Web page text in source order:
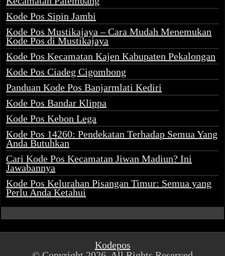
Kode Pos Sipin Jambi
Kode Pos Mustikajaya – Cara Mudah Menemukan
Kode Pos di Mustikajaya
Kode Pos Kecamatan Kajen Kabupaten Pekalongan
Kode Pos Ciadeg Cigombong
Panduan Kode Pos Banjarmlati Kediri
Kode Pos Bandar Klippa
Kode Pos Kebon Lega
Kode Pos 14260: Pendekatan Terhadap Semua Yang
Anda Butuhkan
Cari Kode Pos Kecamatan Jiwan Madiun? Ini
Jawabannya
Kode Pos Kelurahan Pisangan Timur: Semua yang
Perlu Anda Ketahui
Kodepos